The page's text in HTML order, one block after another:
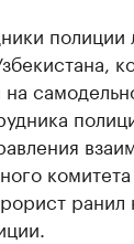
полиции
на